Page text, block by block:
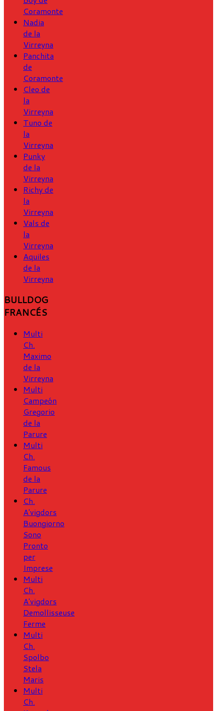
Coramonte
Nadia
de la
Virreyna
Panchita
de
Coramonte
Cleo de
la
Virreyna
Tuno de
la
Virreyna
Punky
de la
Virreyna
Richy de
la
Virreyna
Vals de
la
Virreyna
Aquiles
de la
Virreyna
BULLDOG
FRANCÉS
Multi
Ch.
Maximo
de la
Virreyna
Multi
Campeón
Gregorio
de la
Parure
Multi
Ch.
Famous
de la
Parure
Ch.
A'vigdors
Buongiorno
Sono
Pronto
per
Imprese
Multi
Ch.
A'vigdors
Demollisseuse
Ferme
Multi
Ch.
Spolbo
Stela
Maris
Multi
Ch.